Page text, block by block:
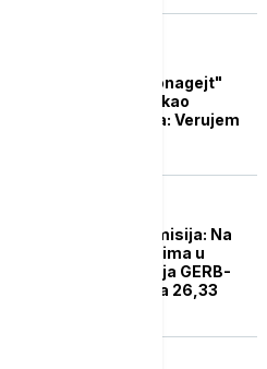
Zbog slučaja "Barselonagejt"
Bojko Borisov se odrekao
poslaničkog imuniteta: Verujem
Centralna izborna komisija: Na
parlamentarnim izborima u
Bugarskoj vodi koalicija GERB-
SDS Bojka Borisova sa 26,33